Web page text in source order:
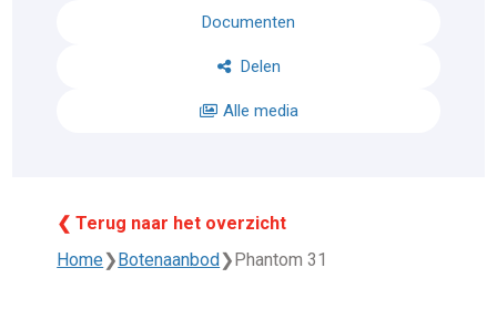
Documenten
Delen
Alle media
❮ Terug naar het overzicht
Home❯Botenaanbod❯Phantom 31